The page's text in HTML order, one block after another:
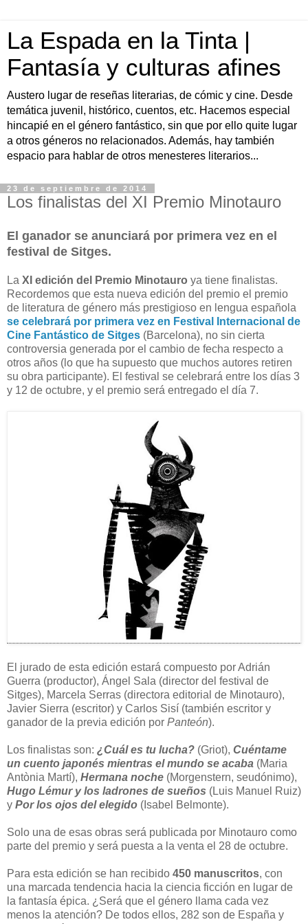
La Espada en la Tinta |
Fantasía y culturas afines
Austero lugar de reseñas literarias, de cómic y cine. Desde
temática juvenil, histórico, cuentos, etc. Hacemos especial
hincapié en el género fantástico, sin que por ello quite lugar
a otros géneros no relacionados. Además, hay también
espacio para hablar de otros menesteres literarios...
23 de septiembre de 2014
Los finalistas del XI Premio Minotauro
El ganador se anunciará por primera vez en el
festival de Sitges.
La XI edición del Premio Minotauro ya tiene finalistas.
Recordemos que esta nueva edición del premio el premio
de literatura de género más prestigioso en lengua española
se celebrará por primera vez en Festival Internacional de
Cine Fantástico de Sitges (Barcelona), no sin cierta
controversia generada por el cambio de fecha respecto a
otros años (lo que ha supuesto que muchos autores retiren
su obra participante). El festival se celebrará entre los días 3
y 12 de octubre, y el premio será entregado el día 7.
El jurado de esta edición estará compuesto por Adrián
Guerra (productor), Ángel Sala (director del festival de
Sitges), Marcela Serras (directora editorial de Minotauro),
Javier Sierra (escritor) y Carlos Sisí (también escritor y
ganador de la previa edición por Panteón).
Los finalistas son: ¿Cuál es tu lucha? (Griot), Cuéntame
un cuento japonés mientras el mundo se acaba (Maria
Antònia Martí), Hermana noche (Morgenstern, seudónimo),
Hugo Lémur y los ladrones de sueños (Luis Manuel Ruiz)
y Por los ojos del elegido (Isabel Belmonte).
Solo una de esas obras será publicada por Minotauro como
parte del premio y será puesta a la venta el 28 de octubre.
Para esta edición se han recibido 450 manuscritos, con
una marcada tendencia hacia la ciencia ficción en lugar de
la fantasía épica. ¿Será que el género llama cada vez
menos la atención? De todos ellos, 282 son de España y